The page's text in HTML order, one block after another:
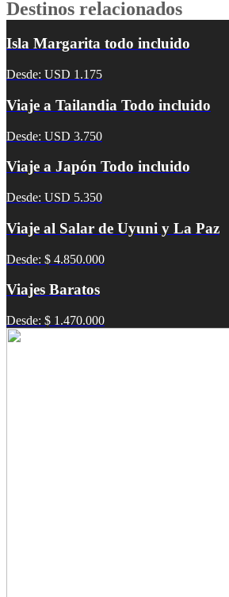
Destinos relacionados
Isla Margarita todo incluido
Desde: USD 1.175
Viaje a Tailandia Todo incluido
Desde: USD 3.750
Viaje a Japón Todo incluido
Desde: USD 5.350
Viaje al Salar de Uyuni y La Paz
Desde: $ 4.850.000
Viajes Baratos
Desde: $ 1.470.000